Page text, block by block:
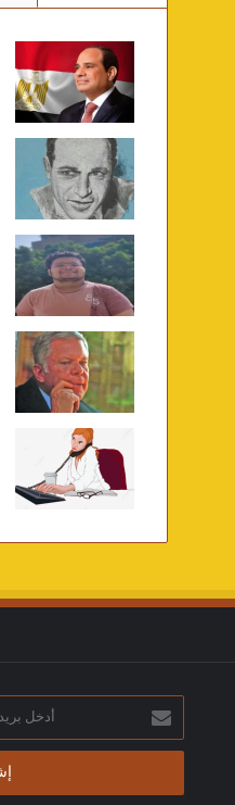
أدخل
بريدك
الإلكتروني